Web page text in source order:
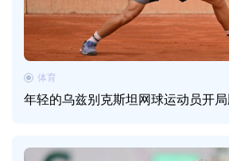
年轻的乌兹别克斯坦网球运动员开
体育